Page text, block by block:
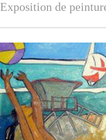
Exposition de